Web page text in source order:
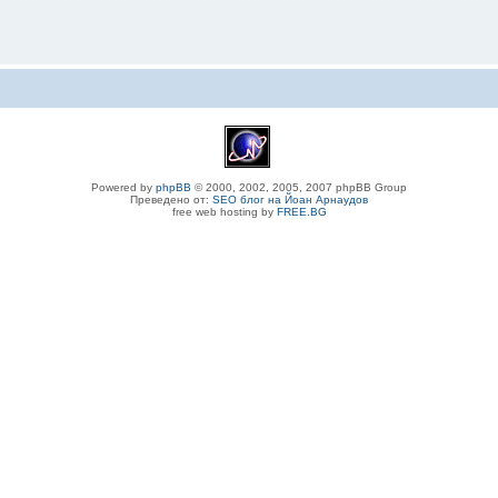
Powered by phpBB © 2000, 2002, 2005, 2007 phpBB Group
Преведено от: SEO блог на Йоан Арнаудов
free web hosting by FREE.BG